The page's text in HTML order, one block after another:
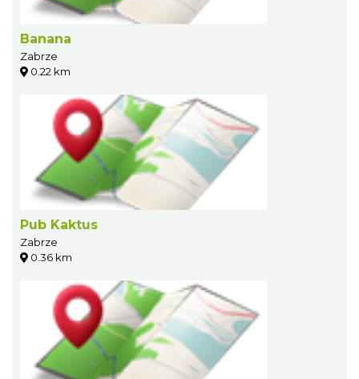
Banana
Zabrze
0.22 km
Pub Kaktus
Zabrze
0.36 km